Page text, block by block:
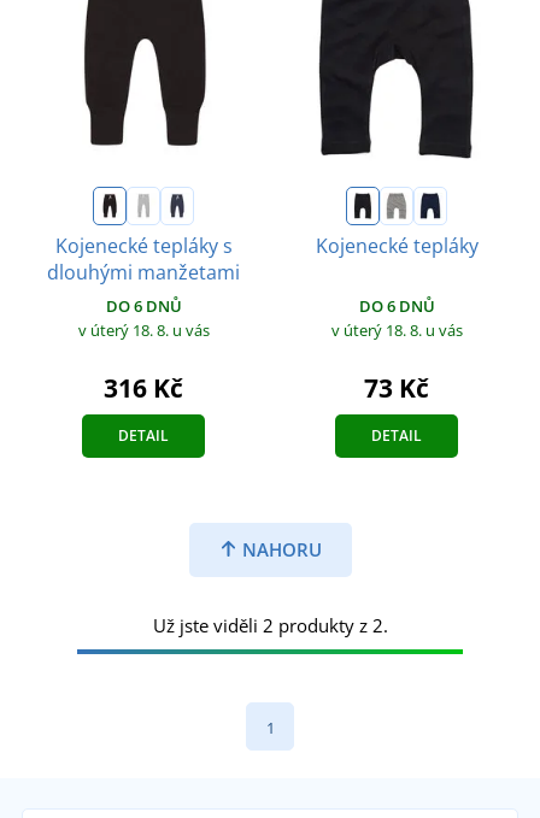
Kojenecké tepláky s
dlouhými manžetami
DO 6 DNŮ
v úterý 18. 8. u vás
316 Kč
DETAIL
Kojenecké tepláky
DO 6 DNŮ
v úterý 18. 8. u vás
73 Kč
DETAIL
NAHORU
Už jste viděli 2 produkty z 2.
1